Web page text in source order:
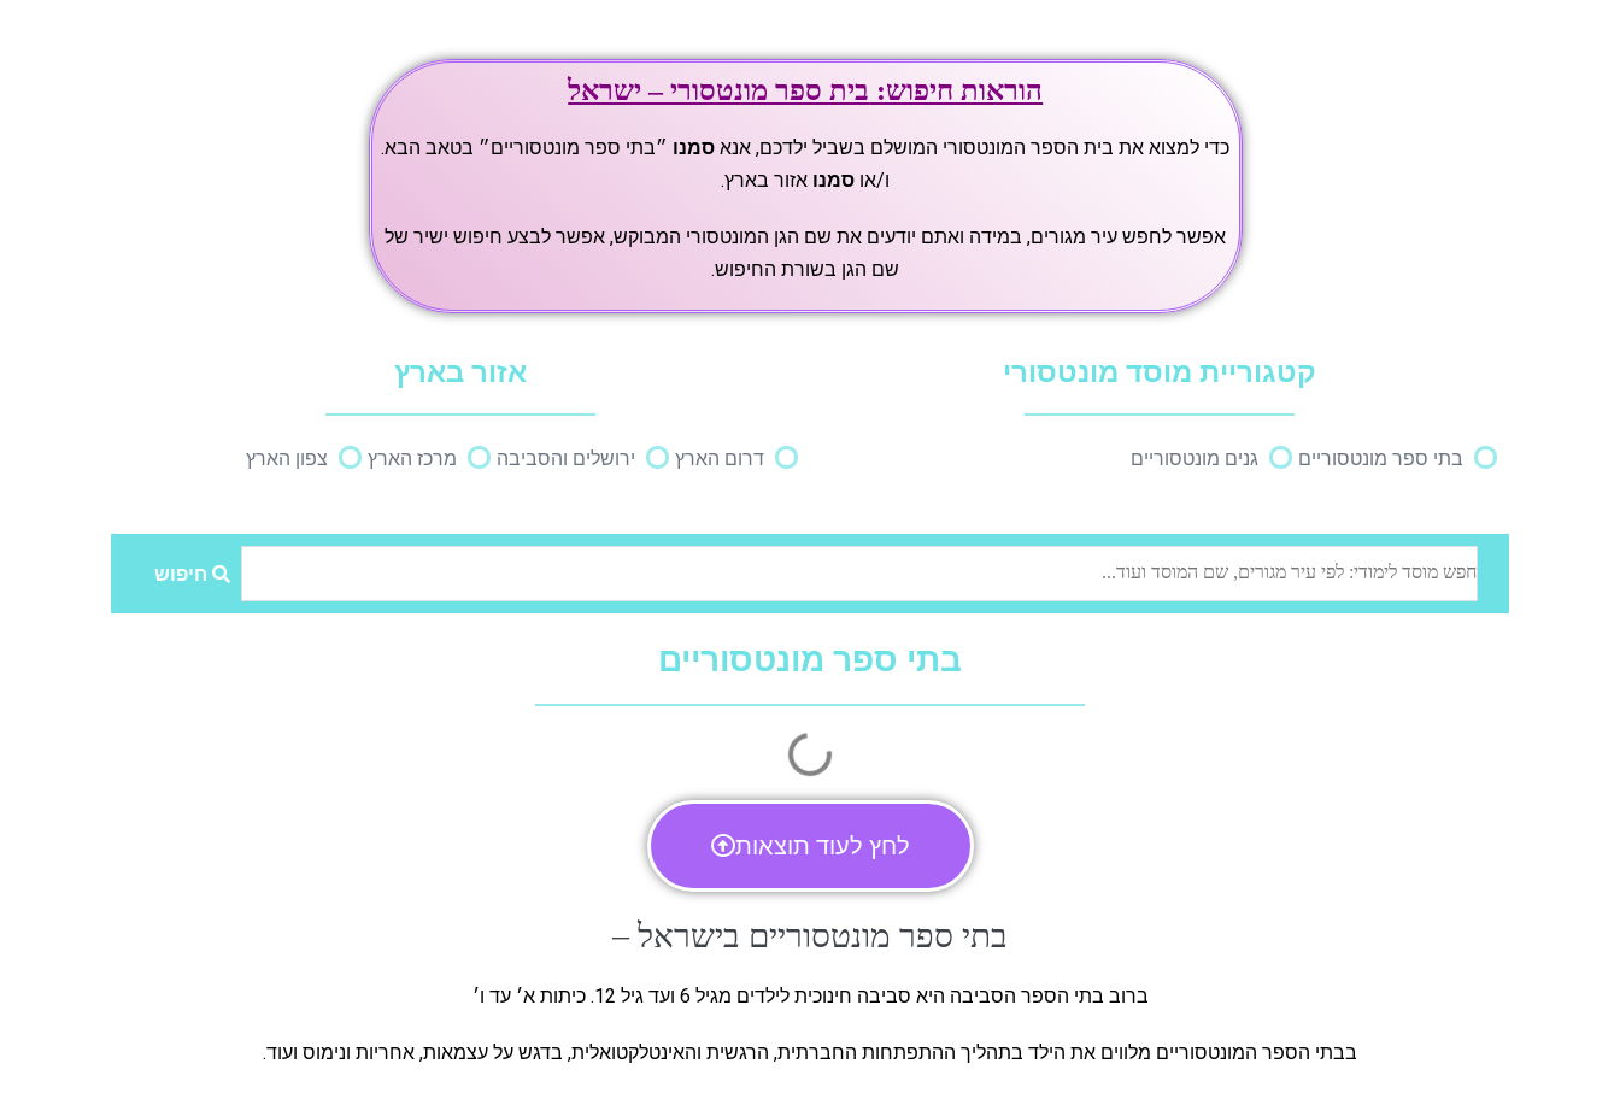
הוראות חיפוש: בית ספר מונטסורי – ישראל
כדי למצוא את בית הספר המונטסורי המושלם בשביל ילדכם, אנא סמנו ״בתי ספר מונטסוריים״ בטאב הבא.
ו/או סמנו אזור בארץ.
אפשר לחפש עיר מגורים, במידה ואתם יודעים את שם הגן המונטסורי המבוקש, אפשר לבצע חיפוש ישיר של
שם הגן בשורת החיפוש.
קטגוריית מוסד מונטסורי
בתי ספר מונטסוריים גנים מונטסוריים
אזור בארץ
דרום הארץ ירושלים והסביבה מרכז הארץ צפון הארץ
חיפוש
בתי ספר מונטסוריים
לחץ לעוד תוצאות
בתי ספר מונטסוריים בישראל –
ברוב בתי הספר הסביבה היא סביבה חינוכית לילדים מגיל 6 ועד גיל 12. כיתות א׳ עד ו׳
בבתי הספר המונטסוריים מלווים את הילד בתהליך ההתפתחות החברתית, הרגשית והאינטלקטואלית, בדגש על עצמאות, אחריות ונימוס ועוד.